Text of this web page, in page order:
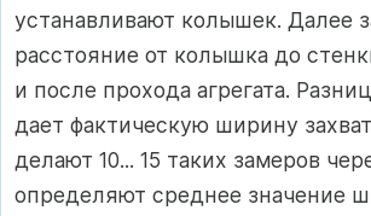
устанавливают колышек. Далее
расстояние от колышка до
и после прохода агрегата.
дает фактическую ширину
делают 10... 15 таких замеров
определяют среднее значение